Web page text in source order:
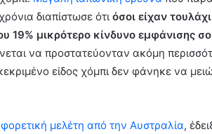
διαπίστωσε ότι όσοι είχαν
19% μικρότερο κίνδυνο εμφάνισης
να προστατεύονταν ακόμη
είδος χόμπι δεν φάνηκε να
μελέτη από την Αυστραλία,